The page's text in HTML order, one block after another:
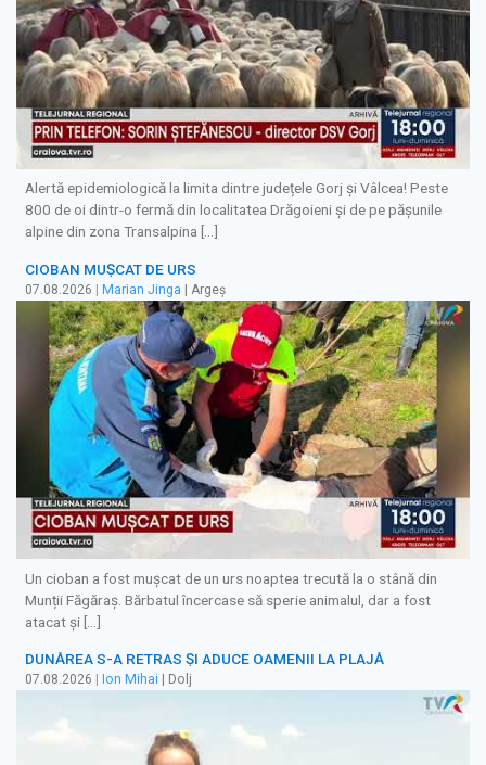
Alertă epidemiologică la limita dintre județele Gorj și Vâlcea! Peste
800 de oi dintr-o fermă din localitatea Drăgoieni și de pe pășunile
alpine din zona Transalpina […]
CIOBAN MUȘCAT DE URS
07.08.2026 | Marian Jinga | Argeș
Un cioban a fost mușcat de un urs noaptea trecută la o stână din
Munții Făgăraș. Bărbatul încercase să sperie animalul, dar a fost
atacat și […]
DUNĂREA S-A RETRAS ŞI ADUCE OAMENII LA PLAJĂ
07.08.2026 Ion Mihai | Dolj